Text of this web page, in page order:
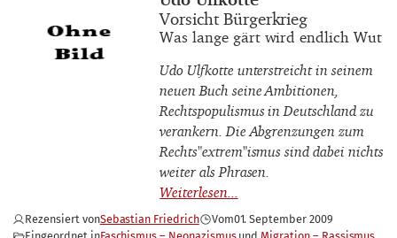
Buchtitel
Vorsicht Bürgerkrieg
Buchuntertitel
Was lange gärt wird endlich Wut
Udo Ulfkotte unterstreicht in seinem
neuen Buch seine Ambitionen,
Rechtspopulismus in Deutschland zu
verankern. Die Abgrenzungen zum
Rechts"extrem"ismus sind dabei nichts
weiter als Phrasen.
Rezensiert vonSebastian Friedrich Vom01. September 2009